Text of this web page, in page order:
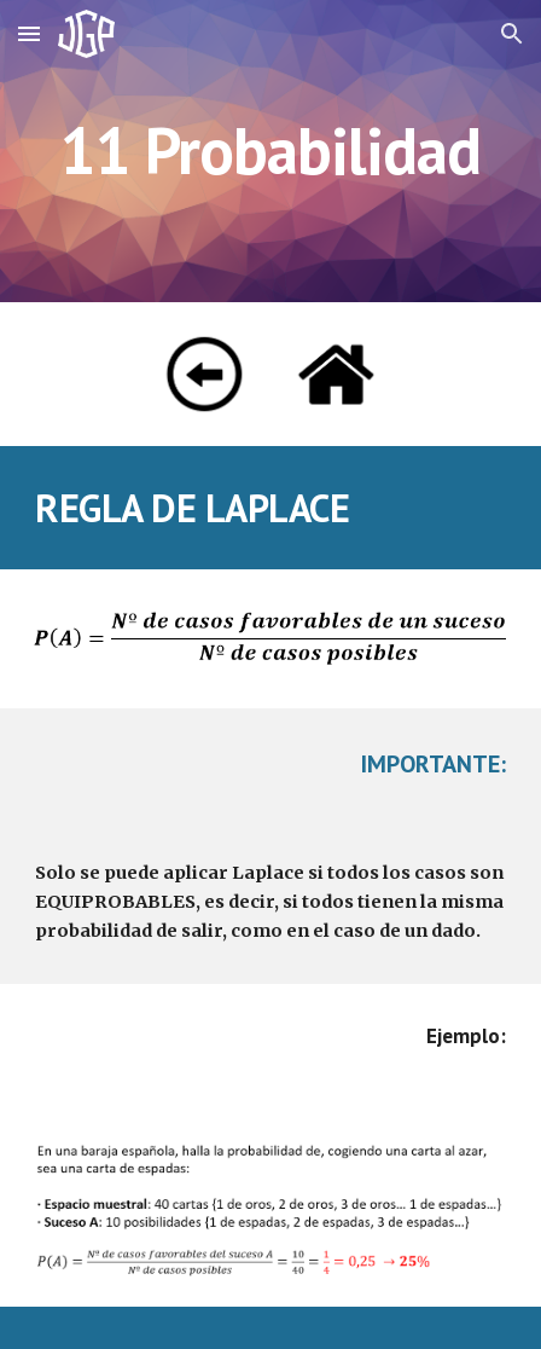
Skip to main content Skip to navigation
11 Probabilidad
REGLA DE LAPLACE
IMPORTANTE:
Solo se puede aplicar Laplace si todos los casos son
EQUIPROBABLES, es decir, si todos tienen la misma
probabilidad de salir, como en el caso de un dado.
Ejemplo: